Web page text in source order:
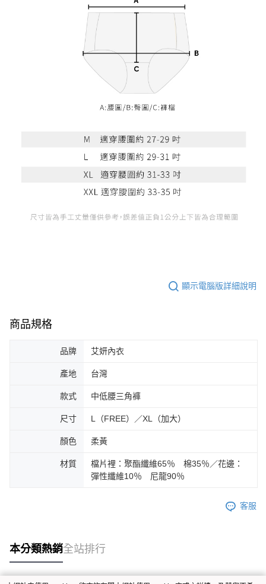
顯示電腦版詳細說明
商品規格
品牌 艾妍內衣
產地 台灣
款式 中低腰三角褲
尺寸 L（FREE）／XL（加大）
顏色 柔黃
材質
檔片裡：聚酯纖維65％ 棉35％／花邊：
彈性纖維10％ 尼龍90％
客服
本分類熱銷全站排行